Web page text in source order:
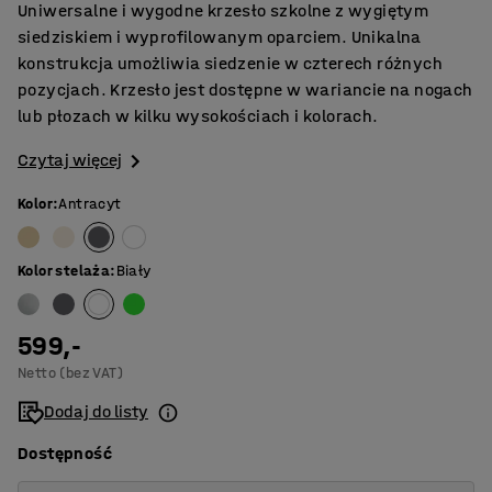
Uniwersalne i wygodne krzesło szkolne z wygiętym
siedziskiem i wyprofilowanym oparciem. Unikalna
konstrukcja umożliwia siedzenie w czterech różnych
pozycjach. Krzesło jest dostępne w wariancie na nogach
lub płozach w kilku wysokościach i kolorach.
Czytaj więcej
Kolor:Antracyt
Kolor stelaża:Biały
599,-
Netto (bez VAT)
Dodaj do listy
Dostępność